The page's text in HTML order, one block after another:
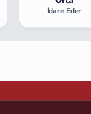
İdare Eder